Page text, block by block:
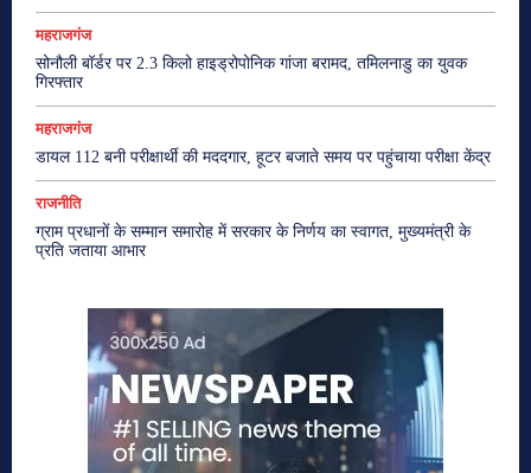
महराजगंज
सोनौली बॉर्डर पर 2.3 किलो हाइड्रोपोनिक गांजा बरामद, तमिलनाडु का युवक
गिरफ्तार
महराजगंज
डायल 112 बनी परीक्षार्थी की मददगार, हूटर बजाते समय पर पहुंचाया परीक्षा केंद्र
राजनीति
ग्राम प्रधानों के सम्मान समारोह में सरकार के निर्णय का स्वागत, मुख्यमंत्री के
प्रति जताया आभार